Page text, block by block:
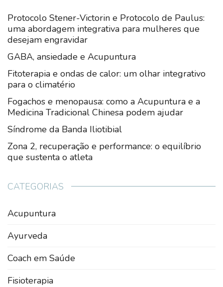
Protocolo Stener-Victorin e Protocolo de Paulus:
uma abordagem integrativa para mulheres que
desejam engravidar
GABA, ansiedade e Acupuntura
Fitoterapia e ondas de calor: um olhar integrativo
para o climatério
Fogachos e menopausa: como a Acupuntura e a
Medicina Tradicional Chinesa podem ajudar
Síndrome da Banda Iliotibial
Zona 2, recuperação e performance: o equilíbrio
que sustenta o atleta
CATEGORIAS
Acupuntura
Ayurveda
Coach em Saúde
Fisioterapia